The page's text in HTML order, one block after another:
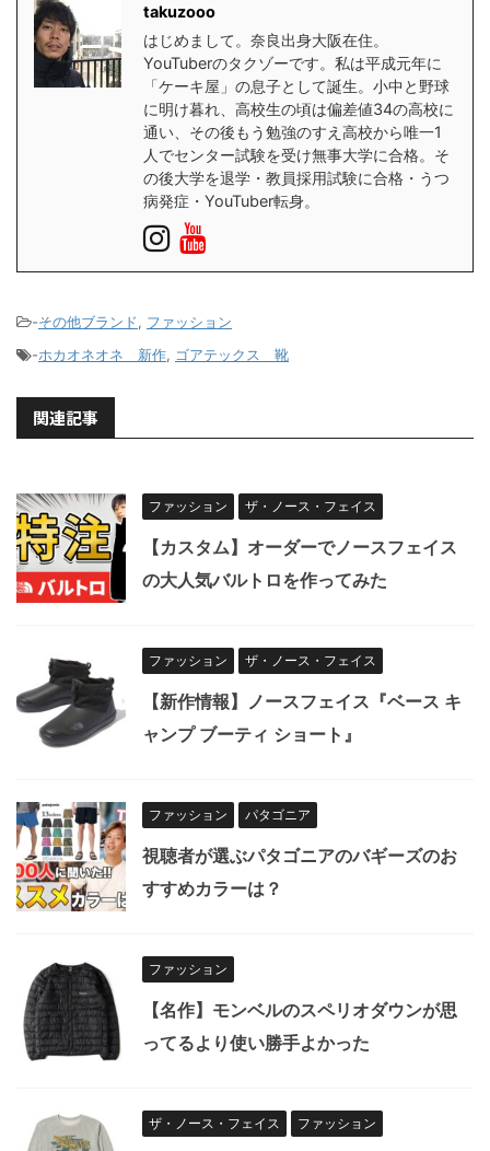
takuzooo
はじめまして。奈良出身大阪在住。
YouTuberのタクゾーです。私は平成元年に
「ケーキ屋」の息子として誕生。小中と野球
に明け暮れ、高校生の頃は偏差値34の高校に
通い、その後もう勉強のすえ高校から唯一1
人でセンター試験を受け無事大学に合格。そ
の後大学を退学・教員採用試験に合格・うつ
病発症・YouTuber転身。
-その他ブランド, ファッション
-ホカオネオネ 新作, ゴアテックス 靴
関連記事
ファッション ザ・ノース・フェイス
【カスタム】オーダーでノースフェイス
の大人気バルトロを作ってみた
ファッション ザ・ノース・フェイス
【新作情報】ノースフェイス『ベース キ
ャンプ ブーティ ショート』
ファッション パタゴニア
視聴者が選ぶパタゴニアのバギーズのお
すすめカラーは？
ファッション
【名作】モンベルのスペリオダウンが思
ってるより使い勝手よかった
ザ・ノース・フェイス ファッション